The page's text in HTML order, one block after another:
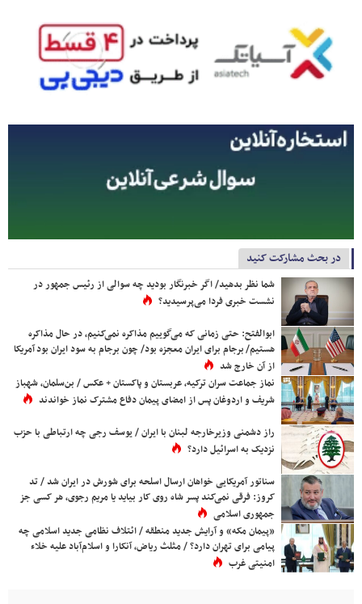
در بحث مشارکت کنید
شما نظر بدهید/ اگر خبرنگار بودید چه سوالی از رئیس جمهور در
نشست خبری فردا می‌پرسیدید؟
ابوالفتح: حتی زمانی که می‌گوییم مذاکره نمی‌کنیم، در حال مذاکره
هستیم/ برجام برای ایران معجزه بود/ چون برجام به سود ایران بود آمریکا
از آن خارج شد
نماز جماعت سران ترکیه، عربستان و پاکستان + عکس / بن‌سلمان، شهباز
شریف و اردوغان پس از امضای پیمان دفاع مشترک نماز خواندند
راز دشمنی وزیرخارجه لبنان با ایران / یوسف رجی چه ارتباطی با حزب
نزدیک به اسرائیل دارد؟
سناتور آمریکایی خواهان ارسال اسلحه برای شورش در ایران شد / تد
کروز: فرقی نمی‌کند پسر شاه روی کار بیاید یا مریم رجوی، هر کسی جز
جمهوری اسلامی
«پیمان مکه» و آرایش جدید منطقه / ائتلاف نظامی جدید اسلامی چه
پیامی برای تهران دارد؟ / مثلث ریاض، آنکارا و اسلام‌آباد علیه خلاء
امنیتی غرب